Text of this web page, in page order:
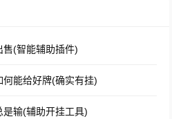
售(智能辅助插件)
能给好牌(确实有挂)
输(辅助开挂工具)